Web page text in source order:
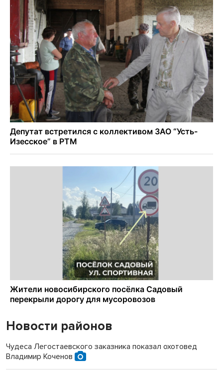
Новости районов
Чудеса Легостаевского заказника показал охотовед
Владимир Коченов